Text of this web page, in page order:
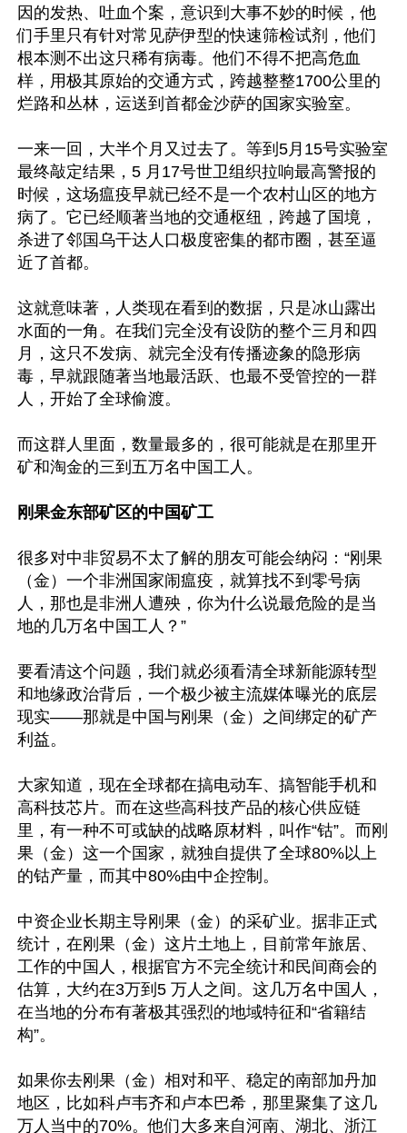
因的发热、吐血个案，意识到大事不妙的时候，他
们手里只有针对常见萨伊型的快速筛检试剂，他们
根本测不出这只稀有病毒。他们不得不把高危血
样，用极其原始的交通方式，跨越整整1700公里的
烂路和丛林，运送到首都金沙萨的国家实验室。
一来一回，大半个月又过去了。等到5月15号实验室
最终敲定结果，5 月17号世卫组织拉响最高警报的
时候，这场瘟疫早就已经不是一个农村山区的地方
病了。它已经顺著当地的交通枢纽，跨越了国境，
杀进了邻国乌干达人口极度密集的都市圈，甚至逼
近了首都。
这就意味著，人类现在看到的数据，只是冰山露出
水面的一角。在我们完全没有设防的整个三月和四
月，这只不发病、就完全没有传播迹象的隐形病
毒，早就跟随著当地最活跃、也最不受管控的一群
人，开始了全球偷渡。
而这群人里面，数量最多的，很可能就是在那里开
矿和淘金的三到五万名中国工人。
刚果金东部矿区的中国矿工
很多对中非贸易不太了解的朋友可能会纳闷：“刚果
（金）一个非洲国家闹瘟疫，就算找不到零号病
人，那也是非洲人遭殃，你为什么说最危险的是当
地的几万名中国工人？”
要看清这个问题，我们就必须看清全球新能源转型
和地缘政治背后，一个极少被主流媒体曝光的底层
现实——那就是中国与刚果（金）之间绑定的矿产
利益。
大家知道，现在全球都在搞电动车、搞智能手机和
高科技芯片。而在这些高科技产品的核心供应链
里，有一种不可或缺的战略原材料，叫作“钴”。而刚
果（金）这一个国家，就独自提供了全球80%以上
的钴产量，而其中80%由中企控制。
中资企业长期主导刚果（金）的采矿业。据非正式
统计，在刚果（金）这片土地上，目前常年旅居、
工作的中国人，根据官方不完全统计和民间商会的
估算，大约在3万到5 万人之间。这几万名中国人，
在当地的分布有著极其强烈的地域特征和“省籍结
构”。
如果你去刚果（金）相对和平、稳定的南部加丹加
地区，比如科卢韦齐和卢本巴希，那里聚集了这几
万人当中的70%。他们大多来自河南、湖北、浙江